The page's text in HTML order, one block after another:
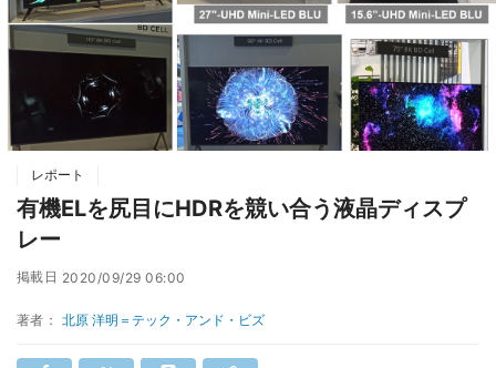
レポート
有機ELを尻目にHDRを競い合う液晶ディスプ
レー
掲載日 2020/09/29 06:00
著者： 北原 洋明＝テック・アンド・ビズ